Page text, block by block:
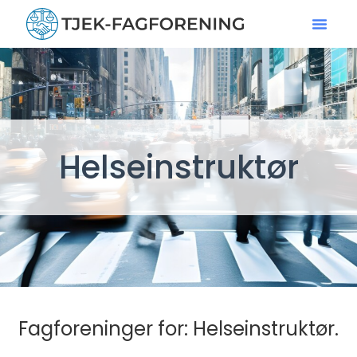
Helseinstruktør
Fagforeninger for: Helseinstruktør.